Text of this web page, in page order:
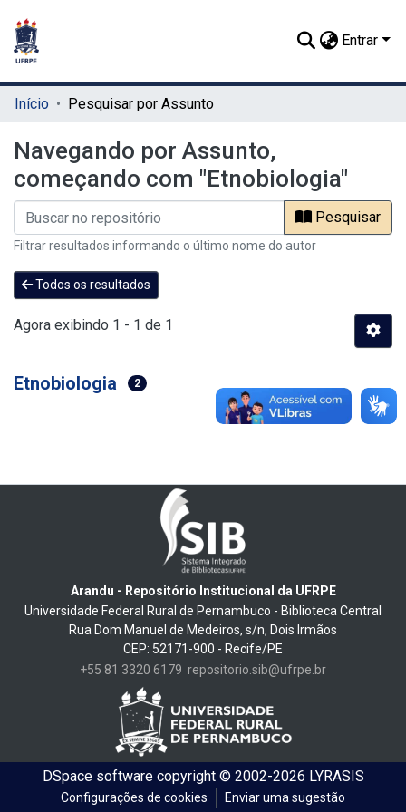
Entrar
Início Pesquisar por Assunto
Navegando por Assunto,
começando com "Etnobiologia"
Pesquisar
Filtrar resultados informando o último nome do autor
Todos os resultados
Agora exibindo 1 - 1 de 1
Etnobiologia 2
Arandu - Repositório Institucional da UFRPE
Universidade Federal Rural de Pernambuco - Biblioteca Central
Rua Dom Manuel de Medeiros, s/n, Dois Irmãos
CEP: 52171-900 - Recife/PE
+55 81 3320 6179 repositorio.sib@ufrpe.br
DSpace softwarecopyright © 2002-2026 LYRASIS
Configurações de cookies Enviar uma sugestão